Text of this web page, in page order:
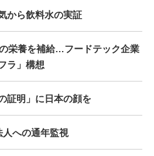
から飲料水の実証
栄養を補給…フードテック企業
ラ」構想
証明」に日本の顔を
への通年監視